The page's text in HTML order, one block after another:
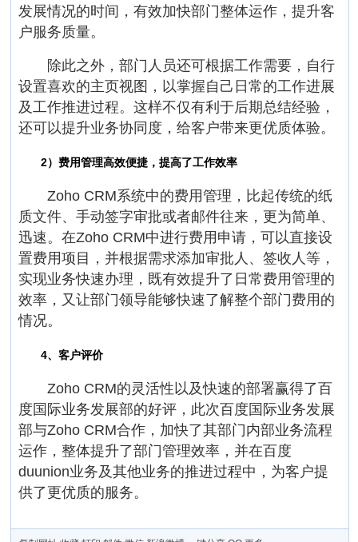
发展情况的时间，有效加快部门整体运作，提升客
户服务质量。
除此之外，部门人员还可根据工作需要，自行
设置喜欢的主页视图，以掌握自己日常的工作进展
及工作推进过程。这样不仅有利于后期总结经验，
还可以提升业务协同度，给客户带来更优质体验。
2）费用管理高效便捷，提高了工作效率
Zoho CRM系统中的费用管理，比起传统的纸
质文件、手动签字审批或者邮件往来，更为简单、
迅速。在Zoho CRM中进行费用申请，可以直接设
置费用项目，并根据需求添加审批人、签收人等，
实现业务快速办理，既有效提升了日常费用管理的
效率，又让部门领导能够快速了解整个部门费用的
情况。
4、客户评价
Zoho CRM的灵活性以及快速的部署赢得了百
度国际业务发展部的好评，此次百度国际业务发展
部与Zoho CRM合作，加快了其部门内部业务流程
运作，整体提升了部门管理效率，并在百度
duunion业务及其他业务的推进过程中，为客户提
供了更优质的服务。